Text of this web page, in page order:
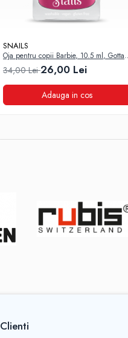
SNAILS
Oja pentru copii Barbie, 10.5 ml, Gotta
Glow
34,00 Lei26,00 Lei
Adauga in cos
Clienti